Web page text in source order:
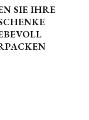
SIE IHRE